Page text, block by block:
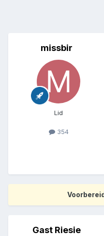
missbir
Lid
354
Gast Riesie